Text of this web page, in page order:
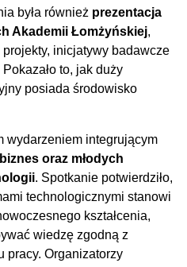
była również prezentacja
Akademii Łomżyńskiej,
projekty, inicjatywy badawcze
to, jak duży
posiada środowisko
wydarzeniem integrującym
oraz młodych
. Spotkanie potwierdziło,
technologicznymi stanowi
kształcenia,
wiedzę zgodną z
pracy. Organizatorzy